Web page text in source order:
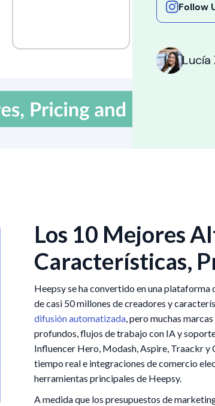
Follow
Lucía
Los 10 Mejores
Características,
Heepsy se ha convertido en una
de casi 50 millones de creadores y
difusión automatizada, pero muchas
profundos, flujos de trabajo con IA y
Influencer Hero, Modash, Aspire, Traackr
tiempo real e integraciones de comercio
herramientas principales de Heepsy.
A medida que los presupuestos de